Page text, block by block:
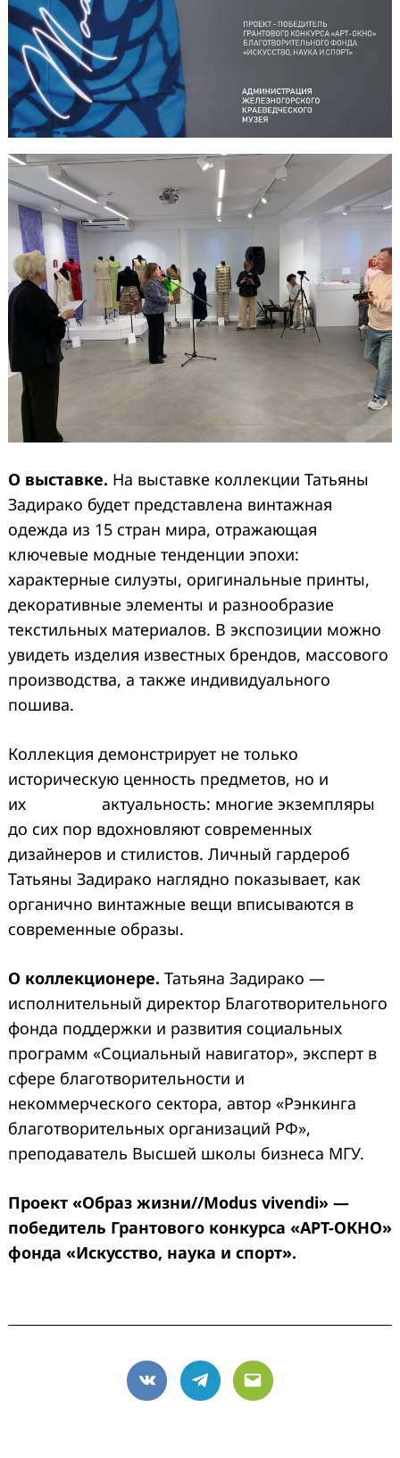
О выставке. На выставке коллекции Татьяны
Задирако будет представлена винтажная
одежда из 15 стран мира, отражающая
ключевые модные тенденции эпохи:
характерные силуэты, оригинальные принты,
декоративные элементы и разнообразие
текстильных материалов. В экспозиции можно
увидеть изделия известных брендов, массового
производства, а также индивидуального
пошива.
Коллекция демонстрирует не только
историческую ценность предметов, но и
их актуальность: многие экземпляры
до сих пор вдохновляют современных
дизайнеров и стилистов. Личный гардероб
Татьяны Задирако наглядно показывает, как
органично винтажные вещи вписываются в
современные образы.
О коллекционере. Татьяна Задирако —
исполнительный директор Благотворительного
фонда поддержки и развития социальных
программ «Социальный навигатор», эксперт в
сфере благотворительности и
некоммерческого сектора, автор «Рэнкинга
благотворительных организаций РФ»,
преподаватель Высшей школы бизнеса МГУ.
Проект «Образ жизни//Modus vivendi» —
победитель Грантового конкурса «АРТ-ОКНО»
фонда «Искусство, наука и спорт».
VK Telegram
Email